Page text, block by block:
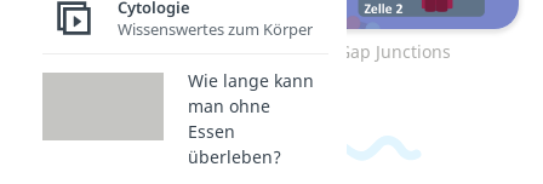
Zum Video: Gap Junctions
Cytologie
Wissenswertes zum Körper
Wie lange kann
man ohne
Essen
überleben?